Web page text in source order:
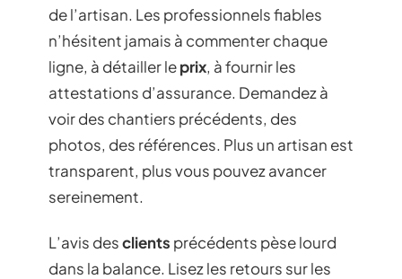
de l’artisan. Les professionnels fiables
n’hésitent jamais à commenter chaque
ligne, à détailler leprix, à fournir les
attestations d’assurance. Demandez à
voir des chantiers précédents, des
photos, des références. Plus un artisan est
transparent, plus vous pouvez avancer
sereinement.
L’avis desclients précédents pèse lourd
dans la balance. Lisez les retours sur les